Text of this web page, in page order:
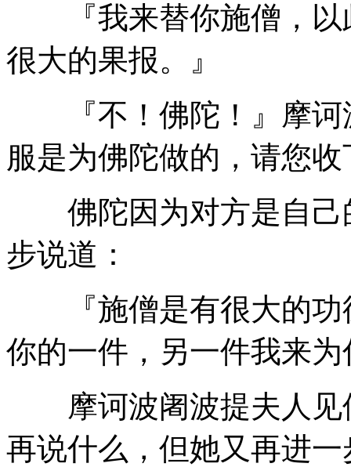
『我来替你施僧，以
很大的果报。』
『不！佛陀！』摩诃
服是为佛陀做的，请您
佛陀因为对方是自己
步说道：
『施僧是有很大的功
你的一件，另一件我来
摩诃波阇波提夫人见
再说什么，但她又再进